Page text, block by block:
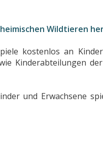
Wildtieren
kostenlos an
Kinderabteilungen
und Erwachsene